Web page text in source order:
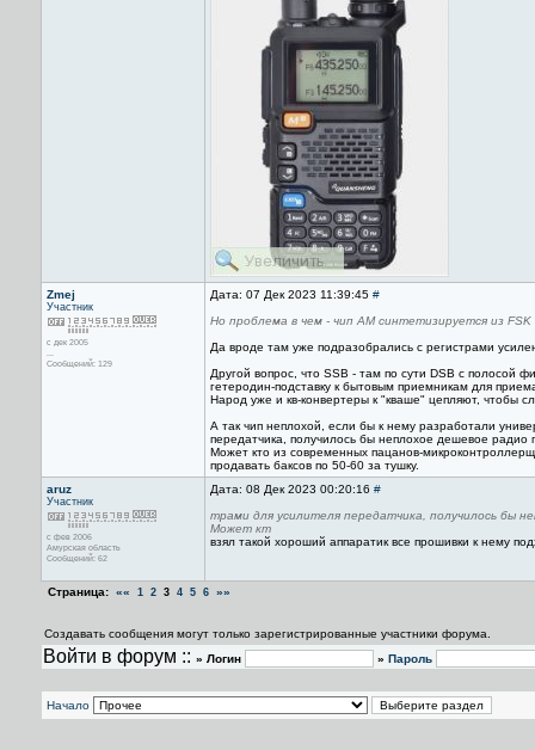
Zmej
Участник
с дек 2005
...
Сообщений: 129
Дата: 07 Дек 2023 11:39:45 #
Но проблема в чем - чип АМ синтетизируется из
Да вроде там уже подразобрались с регистрами
Другой вопрос, что SSB - там по сути DSB с полосой
гетеродин-подставку к бытовым приемникам для
Народ уже и кв-конвертеры к "кваше" цепляют, чтобы
А так чип неплохой, если бы к нему разработали
передатчика, получилось бы неплохое дешевое радио
Может кто из современных пацанов-
продавать баксов по 50-60 за тушку.
aruz
Участник
с фев 2006
Амурская область
Сообщений: 62
Дата: 08 Дек 2023 00:20:16 #
трами для усилителя передатчика, получилось бы
Может кт
взял такой хороший аппаратик все прошивки к нему
Страница: «« 1 2 3 4 5 6 »»
Создавать сообщения могут только зарегистрированные участники форума.
Войти в форум :: » Логин » Пароль
Начало